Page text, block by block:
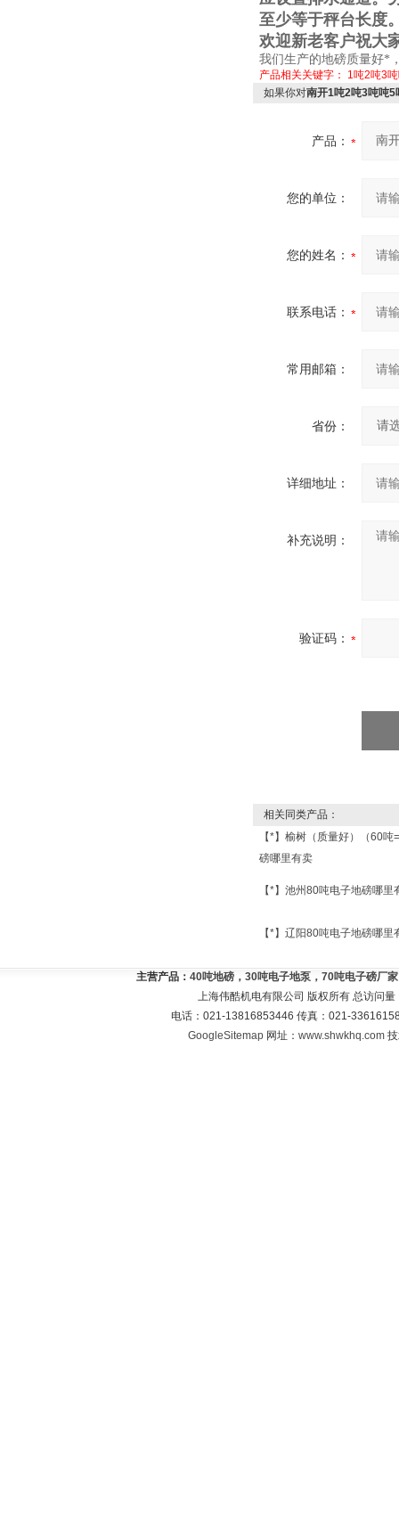
至少等于秤台长度
欢迎新老客户祝大
我们生产的地磅质量好*
产品相关关键字： 1吨2吨3
如果你对南开1吨2吨3吨吨5
产品：
您的单位：
您的姓名：
联系电话：
常用邮箱：
省份：
详细地址：
补充说明：
验证码：
相关同类产品：
【*】榆树（质量好）（60
磅哪里有卖
【*】池州80吨电子地磅哪里
【*】辽阳80吨电子地磅哪里
主营产品： 40吨地磅，30吨电子地泵，70吨电子磅厂
上海伟酷机电有限公司 版权所有 总访问量
电话：021-13816853446 传真：021-
GoogleSitemap 网址：www.shwkhq.com